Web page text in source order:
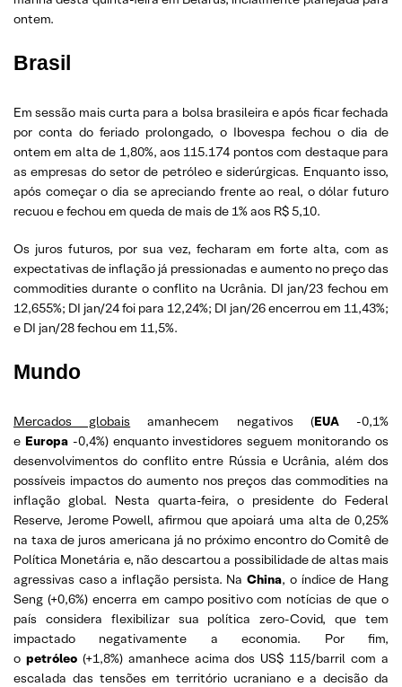
ontem.
Brasil
Em sessão mais curta para a bolsa brasileira e após ficar fechada
por conta do feriado prolongado, o Ibovespa fechou o dia de
ontem em alta de 1,80%, aos 115.174 pontos com destaque para
as empresas do setor de petróleo e siderúrgicas. Enquanto isso,
após começar o dia se apreciando frente ao real, o dólar futuro
recuou e fechou em queda de mais de 1% aos R$ 5,10.
Os juros futuros, por sua vez, fecharam em forte alta, com as
expectativas de inflação já pressionadas e aumento no preço das
commodities durante o conflito na Ucrânia. DI jan/23 fechou em
12,655%; DI jan/24 foi para 12,24%; DI jan/26 encerrou em 11,43%;
e DI jan/28 fechou em 11,5%.
Mundo
Mercados globais amanhecem negativos (EUA -0,1%
e Europa -0,4%) enquanto investidores seguem monitorando os
desenvolvimentos do conflito entre Rússia e Ucrânia, além dos
possíveis impactos do aumento nos preços das commodities na
inflação global. Nesta quarta-feira, o presidente do Federal
Reserve, Jerome Powell, afirmou que apoiará uma alta de 0,25%
na taxa de juros americana já no próximo encontro do Comitê de
Política Monetária e, não descartou a possibilidade de altas mais
agressivas caso a inflação persista. NaChina, o índice de Hang
Seng (+0,6%) encerra em campo positivo com notícias de que o
país considera flexibilizar sua política zero-Covid, que tem
impactado negativamente a economia. Por fim,
o petróleo (+1,8%) amanhece acima dos US$ 115/barril com a
escalada das tensões em território ucraniano e a decisão da